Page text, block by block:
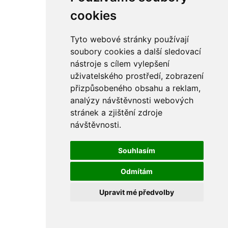
cookies
Tyto webové stránky používají
soubory cookies a další sledovací
nástroje s cílem vylepšení
uživatelského prostředí, zobrazení
přizpůsobeného obsahu a reklam,
analýzy návštěvnosti webových
stránek a zjištění zdroje
návštěvnosti.
Souhlasím
Odmítám
Upravit mé předvolby